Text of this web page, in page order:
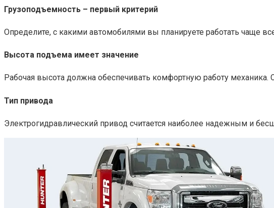
Грузоподъемность – первый критерий
Определите, с какими автомобилями вы планируете работать чаще
Высота подъема имеет значение
Рабочая высота должна обеспечивать комфортную работу
Тип привода
Электрогидравлический привод считается наиболее надежным и